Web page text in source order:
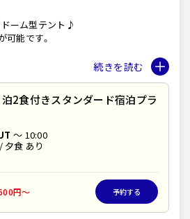
ーム型テント♪
可能です。
ためペットと添い寝することも可能で
ト備品を完備しております。
のみです。
でのご利用をお願いしておりますの
ご利用、またはご持参をお願いいたし
2食付きスタンダード宿泊プラ
～ 10:00
夕食 あり
円〜 予約する